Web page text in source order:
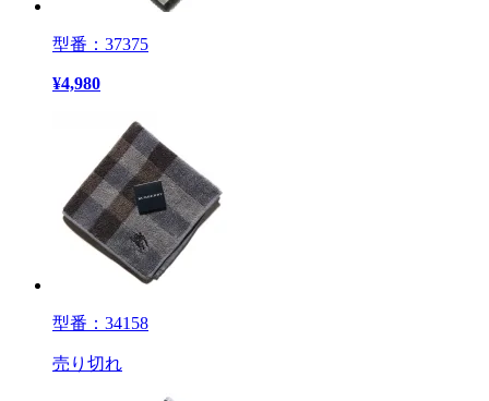
型番：37375
¥4,980
型番：34158
売り切れ